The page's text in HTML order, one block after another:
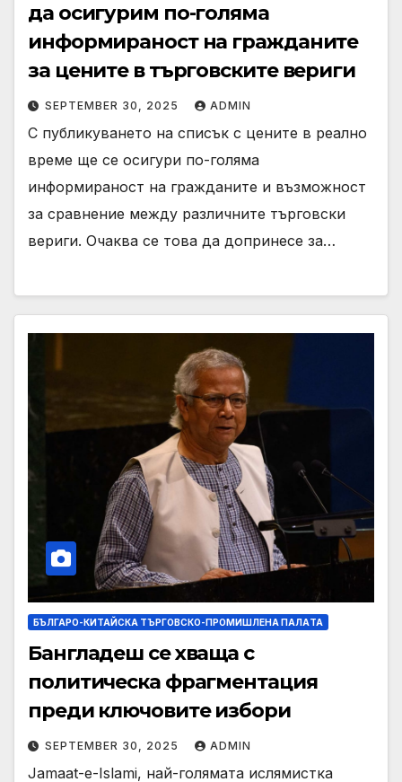
да осигурим по-голяма
информираност на гражданите
за цените в търговските вериги
SEPTEMBER 30, 2025 ADMIN
С публикуването на списък с цените в реално
време ще се осигури по-голяма
информираност на гражданите и възможност
за сравнение между различните търговски
вериги. Очаква се това да допринесе за…
БЪЛГАРО-КИТАЙСКА ТЪРГОВСКО-ПРОМИШЛЕНА ПАЛAТА
Бангладеш се хваща с
политическа фрагментация
преди ключовите избори
SEPTEMBER 30, 2025 ADMIN
Jamaat-e-Islami, най-голямата ислямистка